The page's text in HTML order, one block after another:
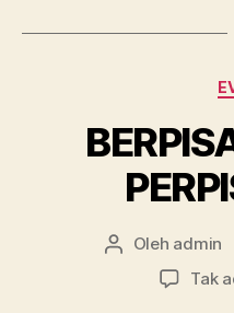
Penulis
artikel
Oleh admin
Tak